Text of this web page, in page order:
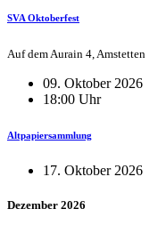
SVA Oktoberfest
Auf dem Aurain 4, Amstetten
09. Oktober 2026
18:00 Uhr
Altpapiersammlung
17. Oktober 2026
Dezember 2026